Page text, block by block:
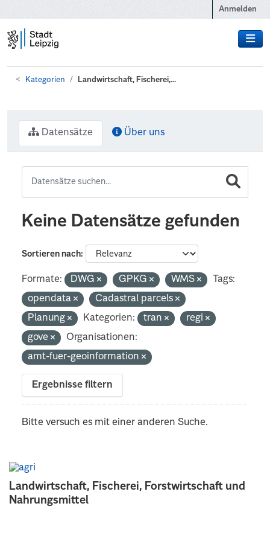
Anmelden
Kategorien Landwirtschaft, Fischerei,...
Landwirtschaft, Fischerei, Forstwirtschaft und
Nahrungsmittel
Datensätze Über uns
Keine Datensätze gefunden
Sortieren nach
Formate: DWG GPKG WMS
Tags:
opendata
Cadastral parcels
Planung
Kategorien: tran
regi
gove
Organisationen:
amt-fuer-geoinformation
Ergebnisse filtern
Bitte versuch es mit einer anderen Suche.